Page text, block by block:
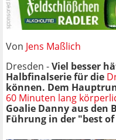
Von Jens Maßlich
Dresden -Viel besser
Halbfinalserie für die
können. Dem
60 Minuten lang
Goalie Danny aus den
Führung in der "best of